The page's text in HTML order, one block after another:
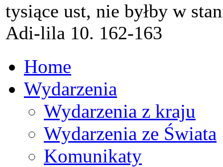
tysiące ust, nie byłby w
Adi-lila 10. 162-163
Home
Wydarzenia
Wydarzenia z kraju
Wydarzenia ze Świata
Komunikaty